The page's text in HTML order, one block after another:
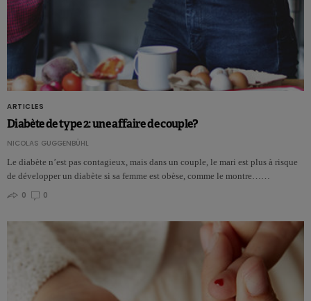
ARTICLES
Diabète de type 2: une affaire de couple?
NICOLAS GUGGENBÜHL
Le diabète n’est pas contagieux, mais dans un couple, le mari est plus à risque
de développer un diabète si sa femme est obèse, comme le montre……
0
0